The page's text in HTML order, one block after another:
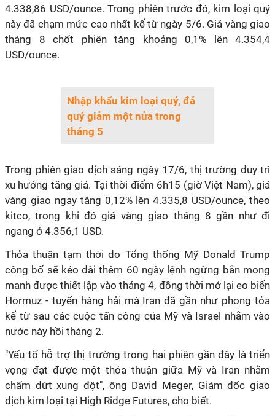
4.338,86 USD/ounce. Trong phiên trước đó, kim loại quý
này đã chạm mức cao nhất kể từ ngày 5/6. Giá vàng giao
tháng 8 chốt phiên tăng khoảng 0,1% lên 4.354,4
USD/ounce.
Nhập khẩu kim loại quý, đá
quý giảm một nửa trong
tháng 5
Trong phiên giao dịch sáng ngày 17/6, thị trường duy trì
xu hướng tăng giá. Tại thời điểm 6h15 (giờ Việt Nam), giá
vàng giao ngay tăng 0,12% lên 4.335,8 USD/ounce, theo
kitco, trong khi đó giá vàng giao tháng 8 gần như đi
ngang ở 4.356,1 USD.
Thỏa thuận tạm thời do Tổng thống Mỹ Donald Trump
công bố sẽ kéo dài thêm 60 ngày lệnh ngừng bắn mong
manh được thiết lập vào tháng 4, đồng thời mở lại eo biển
Hormuz - tuyến hàng hải mà Iran đã gần như phong tỏa
kể từ sau các cuộc tấn công của Mỹ và Israel nhằm vào
nước này hồi tháng 2.
"Yếu tố hỗ trợ thị trường trong hai phiên gần đây là triển
vọng đạt được một thỏa thuận giữa Mỹ và Iran nhằm
chấm dứt xung đột", ông David Meger, Giám đốc giao
dịch kim loại tại High Ridge Futures, cho biết.